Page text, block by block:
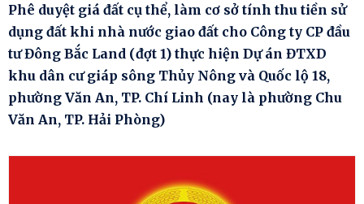
Phê duyệt giá đất cụ thể, làm cơ sở tính thu tiền sử
dụng đất khi nhà nước giao đất cho Công ty CP đầu
tư Đông Bắc Land (đợt 1) thực hiện Dự án ĐTXD
khu dân cư giáp sông Thủy Nông và Quốc lộ 18,
phường Văn An, TP. Chí Linh (nay là phường Chu
Văn An, TP. Hải Phòng)